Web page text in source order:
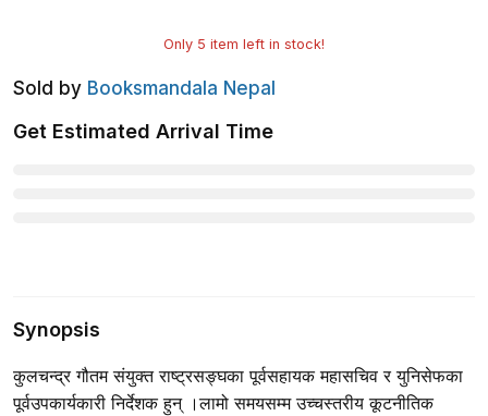
Only 5 item left in stock!
Sold by Booksmandala Nepal
Get Estimated Arrival Time
Synopsis
कुलचन्द्र गौतम संयुक्त राष्ट्रसङ्घका पूर्वसहायक महासचिव र युनिसेफका
पूर्वउपकार्यकारी निर्देशक हुन् ।लामो समयसम्म उच्चस्तरीय कूटनीतिक